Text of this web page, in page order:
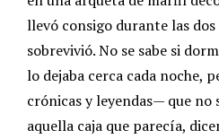
llevó consigo durante las dos
sobrevivió. No se sabe si
lo dejaba cerca cada noche,
crónicas y leyendas— que no
aquella caja que parecía,